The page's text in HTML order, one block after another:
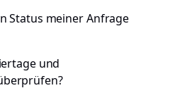
Status meiner Anfrage
und